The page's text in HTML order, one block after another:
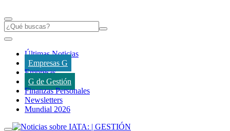
Últimas Noticias
Empresas G
Empresas
G de Gestión
Finanzas Personales
Newsletters
Mundial 2026